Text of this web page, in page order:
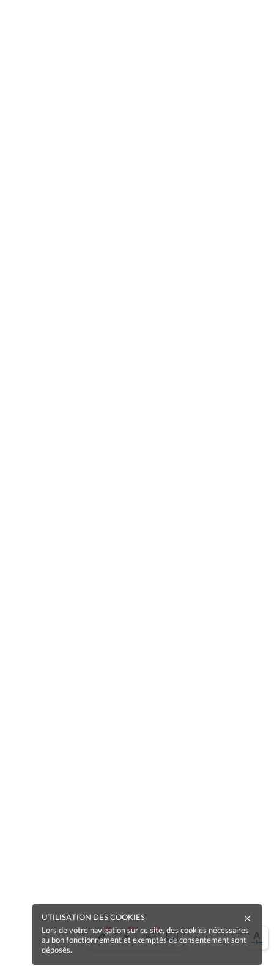
UTILISATION DES COOKIES
Lors de votre navigation sur ce site, des cookies nécessaires
au bon fonctionnement et exemptés de consentement sont
déposés.